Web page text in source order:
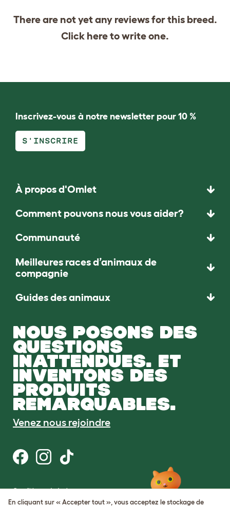
There are not yet any reviews for this breed.
Click hereto write one.
Inscrivez-vous à notre newsletter pour 10 %
S'INSCRIRE
À propos d'Omlet
Comment pouvons nous vous aider?
Communauté
Meilleures races d’animaux de
compagnie
Guides des animaux
NOUS POSONS DES
QUESTIONS
INATTENDUES. ET
INVENTONS DES
PRODUITS
REMARQUABLES.
Venez nous rejoindre
Conditions générales
Protection de la vie privée et cookies
En cliquant sur « Accepter tout », vous acceptez le stockage de